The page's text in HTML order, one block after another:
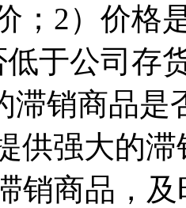
；2）价格
于公司存
滞销商品
供强大的
销商品，